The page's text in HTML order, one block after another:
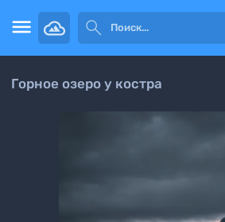
 
Горное озеро у костра